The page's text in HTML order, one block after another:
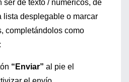
ser de texto / numéricos, de
lista desplegable o marcar
completándolos como
“Enviar” al pie el